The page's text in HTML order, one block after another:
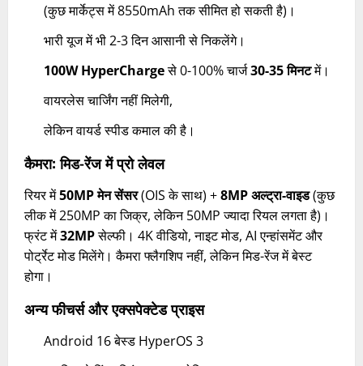
(कुछ मार्केट्स में 8550mAh तक सीमित हो सकती है)।
भारी यूज में भी 2-3 दिन आसानी से निकलेंगे।
100W HyperChargeसे 0-100% चार्ज30-35 मिनटमें।
वायरलेस चार्जिंग नहीं मिलेगी,
लेकिन वायर्ड स्पीड कमाल की है।
कैमरा: मिड-रेंज में प्रो लेवल
रियर में50MP मेन सेंसर(OIS के साथ) +8MP अल्ट्रा-वाइड(कुछ
लीक में 250MP का जिक्र, लेकिन 50MP ज्यादा रियल लगता है)।
फ्रंट में32MPसेल्फी। 4K वीडियो, नाइट मोड, AI एन्हांसमेंट और
पोर्ट्रेट मोड मिलेंगे। कैमरा फ्लैगशिप नहीं, लेकिन मिड-रेंज में बेस्ट
होगा।
अन्य फीचर्स और एक्सपेक्टेड प्राइस
Android 16 बेस्ड HyperOS 3